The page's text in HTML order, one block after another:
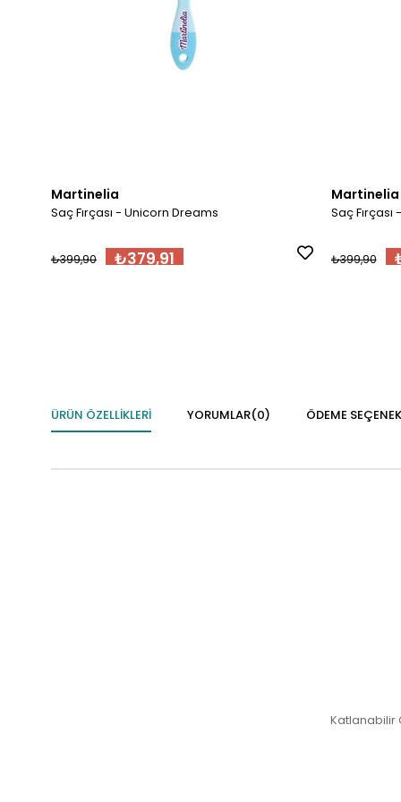
Martinelia
Saç Fırçası - Unicorn Dreams
₺379,91
₺399,90
Martinelia
Saç
₺399,90
ÜRÜN ÖZELLIKLERI YORUMLAR(0) ÖDEME
Katlanabilir